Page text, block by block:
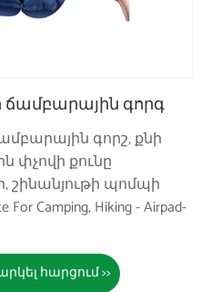
ճամբարային գորգ
գորշ, քնի
փչովի քունը
պոմպի
Camping, Hiking - Airpad-
հարցում >>